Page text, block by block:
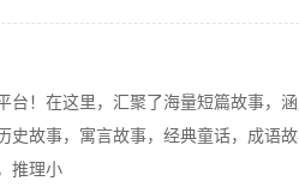
台！在这里，汇聚了海量短篇故事，
故事，寓言故事，经典童话，成语故
推理小